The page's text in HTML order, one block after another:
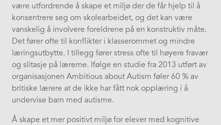
være utfordrende å skape et miljø der de får hjelp til å
konsentrere seg om skolearbeidet, og det kan være
vanskelig å involvere foreldrene på en konstruktiv måte.
Det fører ofte til konflikter i klasserommet og mindre
læringsutbytte. I tillegg fører stress ofte til høyere fravær
og slitasje på lærerne. Ifølge en studie fra 2013 utført av
organisasjonen Ambitious about Autism føler 60 % av
britiske lærere at de ikke har fått nok opplæring i å
undervise barn med autisme.
Å skape et mer positivt miljø for elever med kognitive